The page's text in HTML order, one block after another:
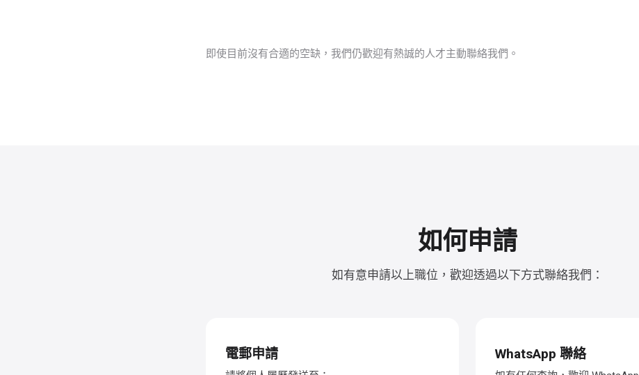
即使目前沒有合適的空缺，我們仍歡迎有熱誠的人才主動聯絡我們。
如何申請
如有意申請以上職位，歡迎透過以下方式聯絡我們：
電郵申請 WhatsApp 聯絡